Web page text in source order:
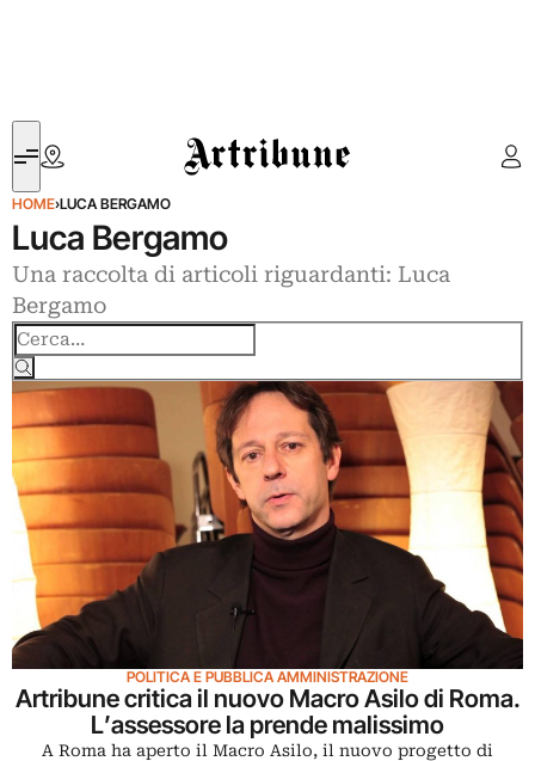
Artribune
HOME›LUCA BERGAMO
Luca Bergamo
Una raccolta di articoli riguardanti: Luca
Bergamo
Cerca
POLITICA E PUBBLICA AMMINISTRAZIONE
Artribune critica il nuovo Macro Asilo di Roma.
L’assessore la prende malissimo
A Roma ha aperto il Macro Asilo, il nuovo progetto di